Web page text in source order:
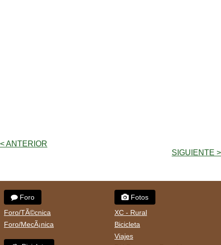
< ANTERIOR
SIGUIENTE >
Foro
Foro/TÃ©cnica
Foro/MecÃ¡nica
Fotos
XC - Rural
Bicicleta
Viajes